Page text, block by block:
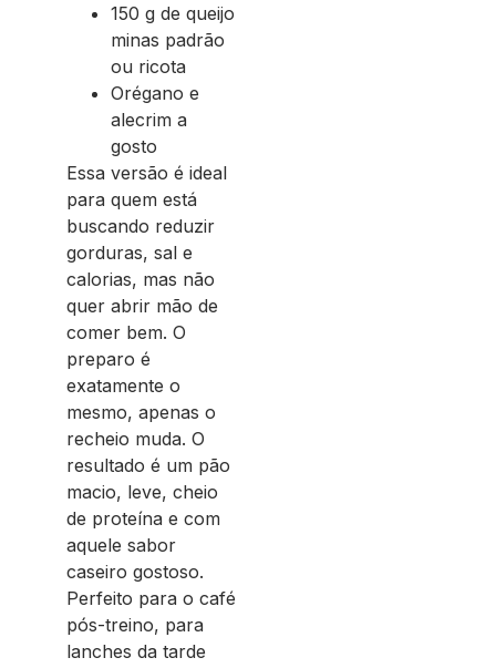
150 g de queijo
minas padrão
ou ricota
Orégano e
alecrim a
gosto
Essa versão é ideal
para quem está
buscando reduzir
gorduras, sal e
calorias, mas não
quer abrir mão de
comer bem. O
preparo é
exatamente o
mesmo, apenas o
recheio muda. O
resultado é um pão
macio, leve, cheio
de proteína e com
aquele sabor
caseiro gostoso.
Perfeito para o café
pós-treino, para
lanches da tarde